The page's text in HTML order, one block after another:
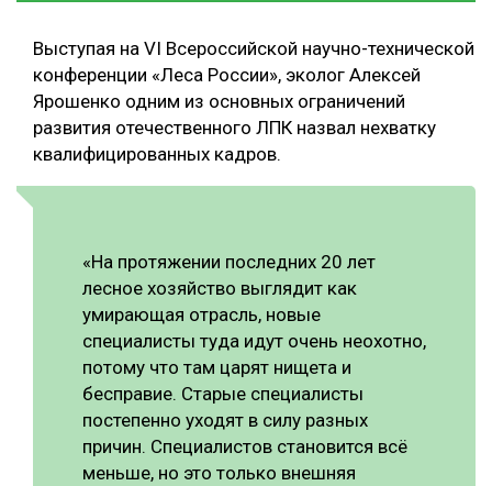
Выступая на VI Всероссийской научно-технической
конференции «Леса России», эколог Алексей
Ярошенко одним из основных ограничений
развития отечественного ЛПК назвал нехватку
квалифицированных кадров.
«На протяжении последних 20 лет
лесное хозяйство выглядит как
умирающая отрасль, новые
специалисты туда идут очень неохотно,
потому что там царят нищета и
бесправие. Старые специалисты
постепенно уходят в силу разных
причин. Специалистов становится всё
меньше, но это только внешняя